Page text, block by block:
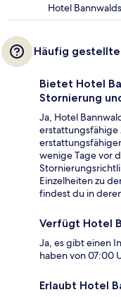
Hotel
Häufig gestellte
Bietet Hotel
Stornierung
Ja, Hotel
erstattungsfähige
wenige Tage vor
Einzelheiten zu
findest du in
Verfügt Hotel
Ja, es gibt einen
haben von 07:00
Erlaubt Hotel